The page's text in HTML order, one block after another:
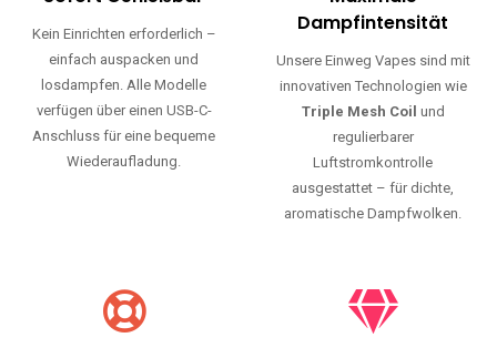
Kein Einrichten erforderlich –
einfach auspacken und
losdampfen. Alle Modelle
verfügen über einen USB-C-
Anschluss für eine bequeme
Wiederaufladung.
Dampfintensität
Unsere Einweg Vapes sind mit
innovativen Technologien wie
Triple Mesh Coil und
regulierbarer
Luftstromkontrolle
ausgestattet – für dichte,
aromatische Dampfwolken.